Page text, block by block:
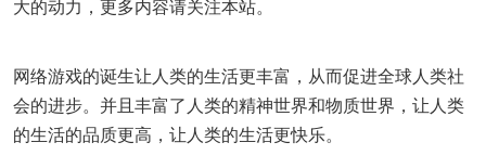
大的动力，更多内容请关注本站。
网络游戏的诞生让人类的生活更丰富，从而促进全球人类社
会的进步。并且丰富了人类的精神世界和物质世界，让人类
的生活的品质更高，让人类的生活更快乐。